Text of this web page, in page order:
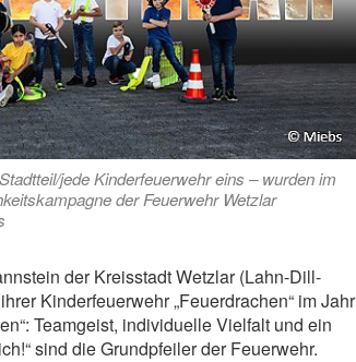
jede Kinderfeuerwehr eins – wurden im
der Feuerwehr Wetzlar
der Kreisstadt Wetzlar (Lahn-Dill-
Kinderfeuerwehr „Feuerdrachen“ im Jahr
Teamgeist, individuelle Vielfalt und ein
sind die Grundpfeiler der Feuerwehr.